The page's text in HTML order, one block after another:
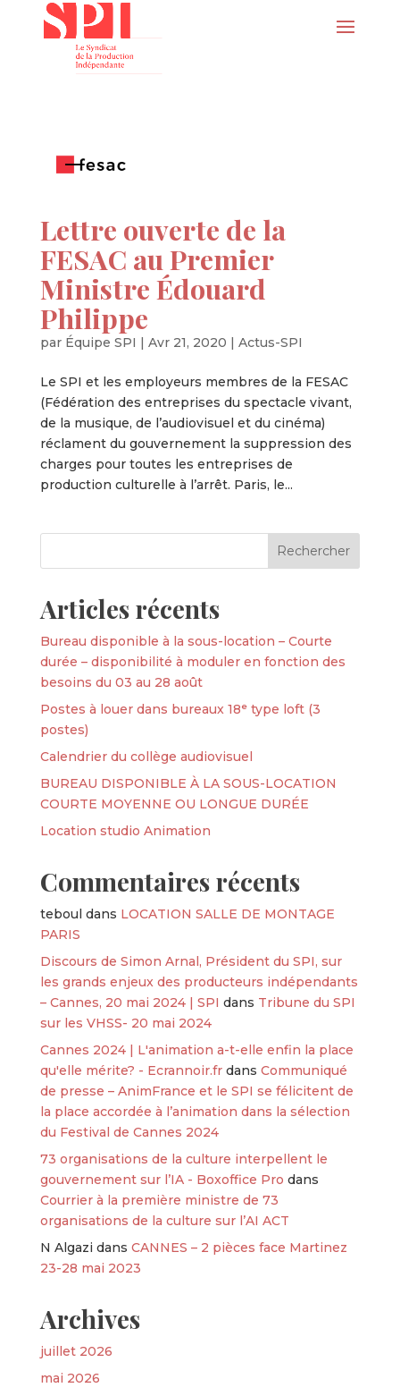
Lettre ouverte de la
FESAC au Premier
Ministre Édouard
Philippe
par Équipe SPI Avr 21, 2020 Actus-SPI
Le SPI et les employeurs membres de la FESAC
(Fédération des entreprises du spectacle vivant,
de la musique, de l’audiovisuel et du cinéma)
réclament du gouvernement la suppression des
charges pour toutes les entreprises de
production culturelle à l’arrêt. Paris, le...
Articles récents
Bureau disponible à la sous-location – Courte
durée – disponibilité à moduler en fonction des
besoins du 03 au 28 août
Postes à louer dans bureaux 18ᵉ type loft (3
postes)
Calendrier du collège audiovisuel
BUREAU DISPONIBLE À LA SOUS-LOCATION
COURTE MOYENNE OU LONGUE DURÉE
Location studio Animation
Commentaires récents
teboul dans LOCATION SALLE DE MONTAGE
PARIS
Discours de Simon Arnal, Président du SPI, sur
les grands enjeux des producteurs indépendants
– Cannes, 20 mai 2024 | SPI dans Tribune du SPI
sur les VHSS- 20 mai 2024
Cannes 2024 | L'animation a-t-elle enfin la place
qu'elle mérite? - Ecrannoir.frdans Communiqué
de presse – AnimFrance et le SPI se félicitent de
la place accordée à l’animation dans la sélection
du Festival de Cannes 2024
73 organisations de la culture interpellent le
gouvernement sur l’IA - Boxoffice Pro dans
Courrier à la première ministre de 73
organisations de la culture sur l’AI ACT
N Algazi dans CANNES – 2 pièces face Martinez
23-28 mai 2023
Archives
juillet 2026
mai 2026